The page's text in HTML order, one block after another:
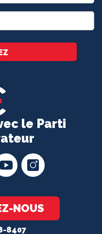
le Parti
NOUS
8407